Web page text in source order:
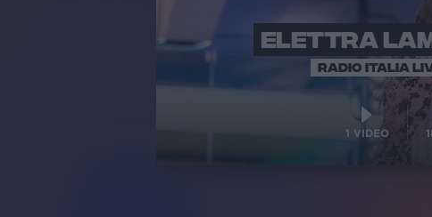
ELETTRA
RADIO ITALIA
1 VIDEO